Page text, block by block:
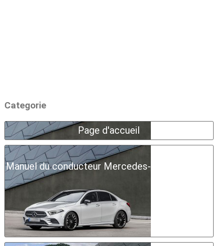
Categorie
Page d'accueil
Manuel du conducteur Mercedes-Benz Classe A